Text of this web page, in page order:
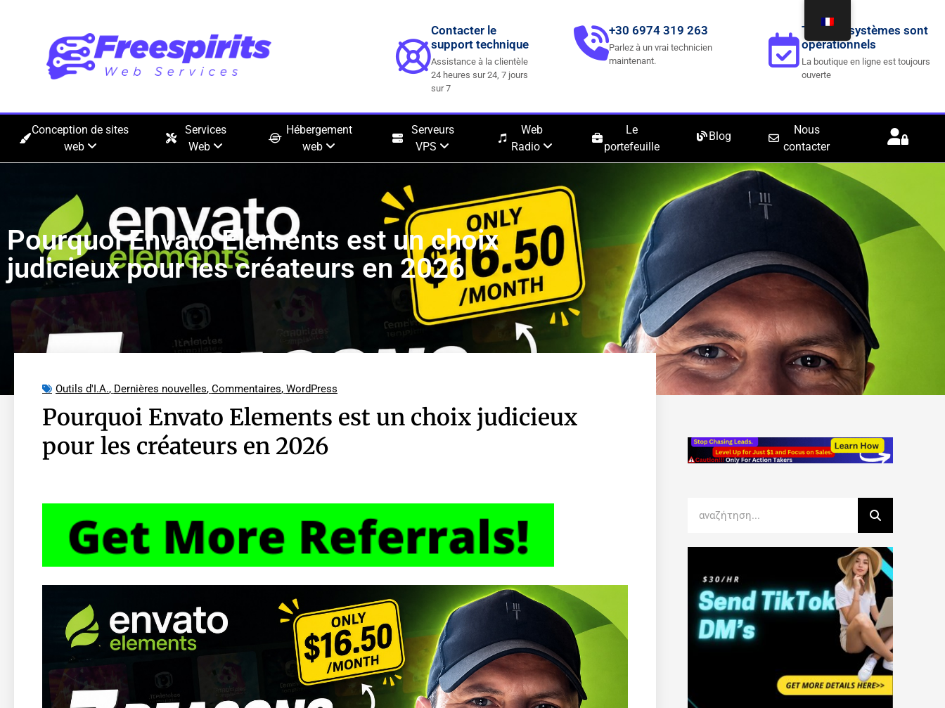
Contacter le
support technique
Assistance à la clientèle
24 heures sur 24, 7 jours
sur 7
+30 6974 319 263
Parlez à un vrai technicien
maintenant.
Tous les systèmes sont
opérationnels
La boutique en ligne est toujours
ouverte
Conception de sites
web
Services
Web
Hébergement
web
Serveurs
VPS
Web
Radio
Le
portefeuille
Blog
Nous
contacter
Pourquoi Envato Elements est un choix
judicieux pour les créateurs en 2026
Outils d'I.A., Dernières nouvelles, Commentaires, WordPress
Pourquoi Envato Elements est un choix judicieux
pour les créateurs en 2026